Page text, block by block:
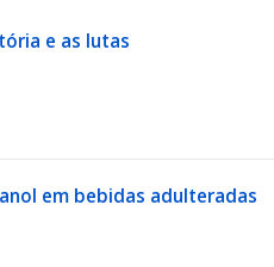
e as lutas
em bebidas adulteradas